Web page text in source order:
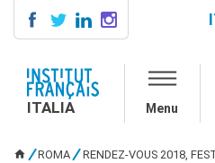
SCUOLA &
ITALIA Menu
ROMA
RENDEZ-VOUS 2018,